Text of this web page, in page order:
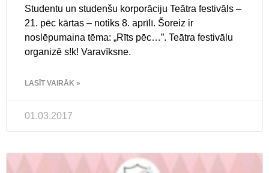
Studentu un studenšu korporāciju Teātra festivāls –
21. pēc kārtas – notiks 8. aprīlī. Šoreiz ir
noslēpumaina tēma: „Rīts pēc…”. Teātra festivālu
organizē s!k! Varavīksne.
LASĪT VAIRĀK »
01.03.2017